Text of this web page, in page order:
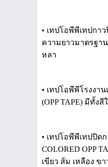
• เทปโอพีพีเทปกาว
ความยาวมาตรฐาน
หลา
• เทปโอพีพีโรงงา
(OPP TAPE) มีทั้ง
• เทปโอพีพีเทปปิด
COLORED OPP
เขียว ส้ม เหลือง ขา